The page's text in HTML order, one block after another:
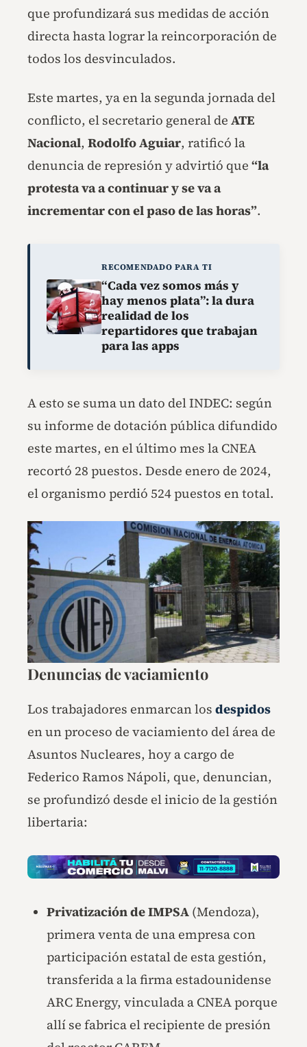
que profundizará sus medidas de acción
directa hasta lograr la reincorporación de
todos los desvinculados.
Este martes, ya en la segunda jornada del
conflicto, el secretario general de ATE
Nacional, Rodolfo Aguiar, ratificó la
denuncia de represión y advirtió que “la
protesta va a continuar y se va a
incrementar con el paso de las horas”.
RECOMENDADO PARA TI
“Cada vez somos más y
hay menos plata”: la dura
realidad de los
repartidores que trabajan
para las apps
A esto se suma un dato del INDEC: según
su informe de dotación pública difundido
este martes, en el último mes la CNEA
recortó 28 puestos. Desde enero de 2024,
el organismo perdió 524 puestos en total.
Denuncias de vaciamiento
Los trabajadores enmarcan los despidos
en un proceso de vaciamiento del área de
Asuntos Nucleares, hoy a cargo de
Federico Ramos Nápoli, que, denuncian,
se profundizó desde el inicio de la gestión
libertaria:
Privatización de IMPSA(Mendoza),
primera venta de una empresa con
participación estatal de esta gestión,
transferida a la firma estadounidense
ARC Energy, vinculada a CNEA porque
allí se fabrica el recipiente de presión